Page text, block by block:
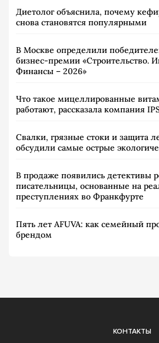
Диетолог объяснила, почему
снова становятся популярными
В Москве определили
бизнес-премии «Строительство.
Финансы – 2026»
Что такое мицеллированные
работают, рассказала компания
Свалки, грязные стоки и защита
обсудили самые острые
В продаже появились детективы
писательницы, основанные на
преступлениях во Франкфурте
Пять лет AFUVA: как семейный
брендом
КОНТАКТЫ